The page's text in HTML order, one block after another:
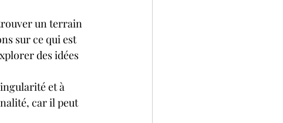
un terrain
sur ce qui est
des idées
et à
car il peut